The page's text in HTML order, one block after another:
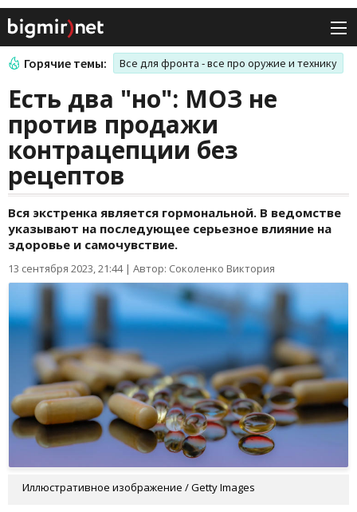
Горячие темы: Все для фронта - все про оружие и технику
Есть два "но": МОЗ не
против продажи
контрацепции без
рецептов
Вся экстренка является гормональной. В ведомстве
указывают на последующее серьезное влияние на
здоровье и самочувствие.
13 сентября 2023, 21:44| Автор: Соколенко Виктория
Иллюстративное изображение / Getty Images